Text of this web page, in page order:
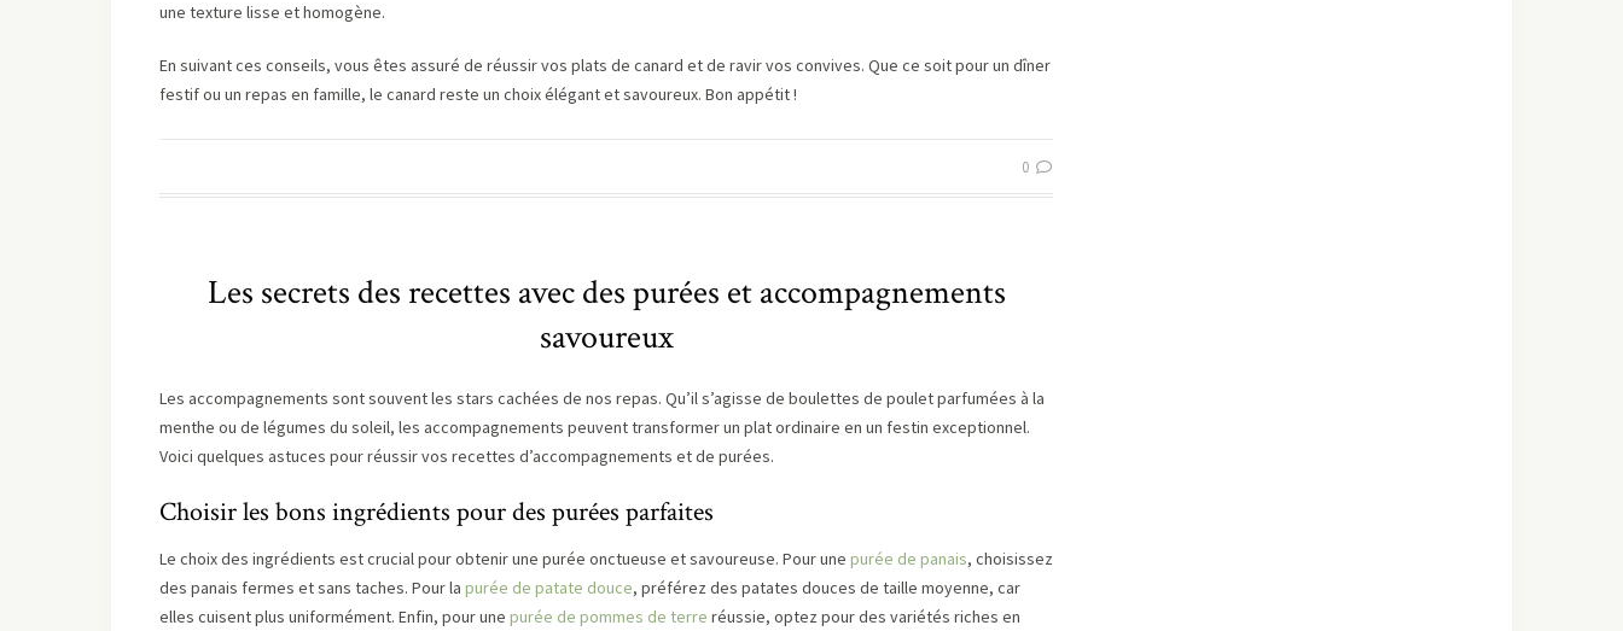
une texture lisse et homogène.
En suivant ces conseils, vous êtes assuré de réussir vos plats de canard et de ravir vos convives. Que ce soit pour un dîner
festif ou un repas en famille, le canard reste un choix élégant et savoureux. Bon appétit !
0
Les secrets des recettes avec des purées et accompagnements
savoureux
Les accompagnements sont souvent les stars cachées de nos repas. Qu’il s’agisse de boulettes de poulet parfumées à la
menthe ou de légumes du soleil, les accompagnements peuvent transformer un plat ordinaire en un festin exceptionnel.
Voici quelques astuces pour réussir vos recettes d’accompagnements et de purées.
Choisir les bons ingrédients pour des purées parfaites
Le choix des ingrédients est crucial pour obtenir une purée onctueuse et savoureuse. Pour une purée de panais, choisissez
des panais fermes et sans taches. Pour la purée de patate douce, préférez des patates douces de taille moyenne, car
elles cuisent plus uniformément. Enfin, pour une purée de pommes de terre réussie, optez pour des variétés riches en